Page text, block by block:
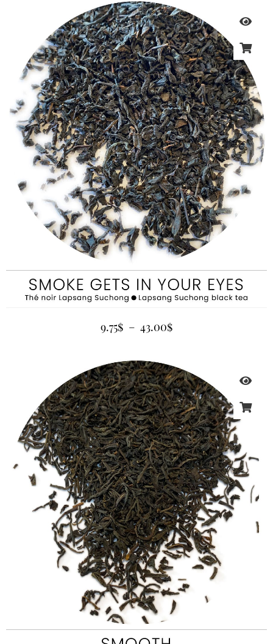
9.75$ – 43.00$